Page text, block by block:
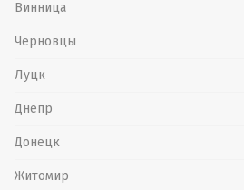
Винница
Черновцы
Луцк
Днепр
Донецк
Житомир